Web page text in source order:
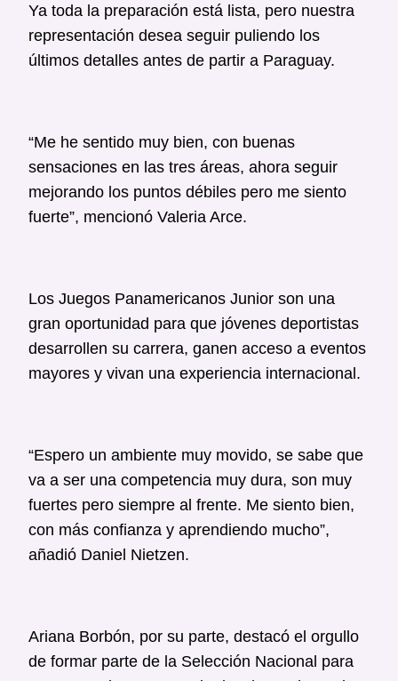
Ya toda la preparación está lista, pero nuestra
representación desea seguir puliendo los
últimos detalles antes de partir a Paraguay.
“Me he sentido muy bien, con buenas
sensaciones en las tres áreas, ahora seguir
mejorando los puntos débiles pero me siento
fuerte”, mencionó Valeria Arce.
Los Juegos Panamericanos Junior son una
gran oportunidad para que jóvenes deportistas
desarrollen su carrera, ganen acceso a eventos
mayores y vivan una experiencia internacional.
“Espero un ambiente muy movido, se sabe que
va a ser una competencia muy dura, son muy
fuertes pero siempre al frente. Me siento bien,
con más confianza y aprendiendo mucho”,
añadió Daniel Nietzen.
Ariana Borbón, por su parte, destacó el orgullo
de formar parte de la Selección Nacional para